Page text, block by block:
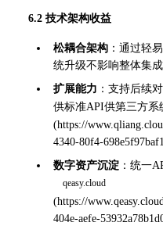
6.2 技术架构收益
松耦合架构 ：通过轻
统升级不影响整体集
扩展能力 ：支持后续
供标准API供第三方系
(https://
4340-80f4-698e5f97baf1
数字资产沉淀 ：统一
(https://
404e-aefe-